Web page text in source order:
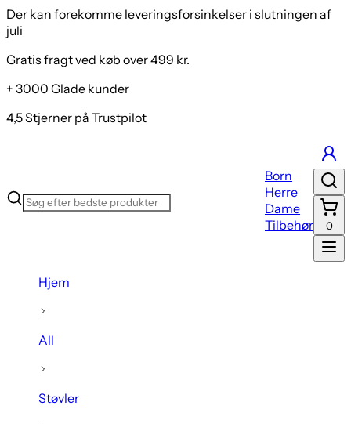
Der kan forekomme leveringsforsinkelser i slutningen af
juli
Gratis fragt ved køb over 499 kr.
+ 3000 Glade kunder
4,5 Stjerner på Trustpilot
Born
Herre
Dame
Tilbehør
0
Hjem
All
Støvler